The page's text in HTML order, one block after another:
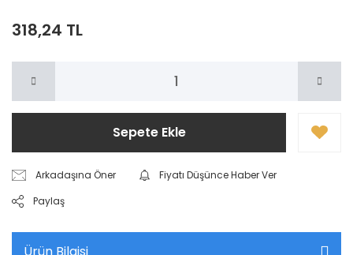
318,24 TL
Sepete Ekle
Arkadaşına Öner
Fiyatı Düşünce Haber Ver
Paylaş
Ürün Bilgisi